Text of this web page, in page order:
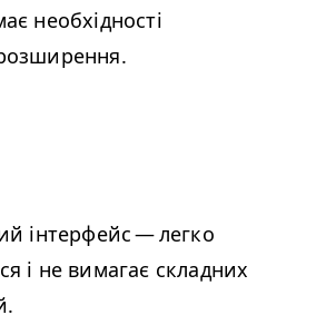
необхідності
інтерфейс — легко
і не вимагає складних